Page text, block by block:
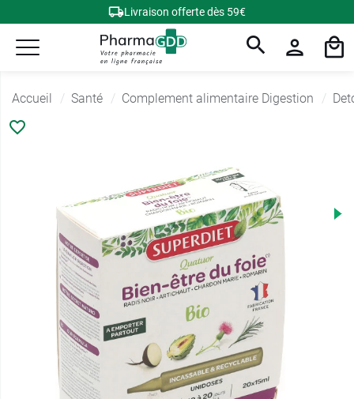
Livraison offerte dès 59€
Accueil Santé Complement alimentaire Digestion